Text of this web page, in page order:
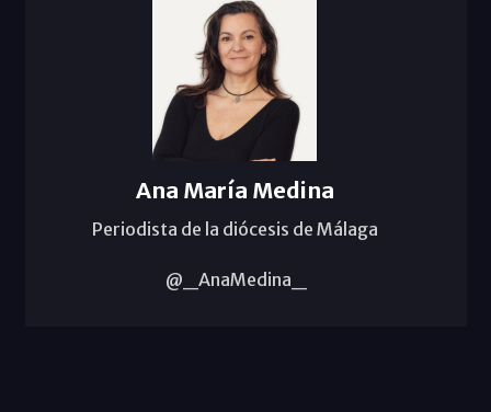
Ana María Medina
Periodista de la diócesis de Málaga
@_AnaMedina_